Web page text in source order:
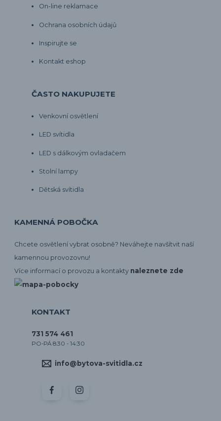
On-line reklamace
Ochrana osobních údajů
Inspirujte se
Kontakt eshop
ČASTO NAKUPUJETE
Venkovní osvětlení
LED svítidla
LED s dálkovým ovladačem
Stolní lampy
Dětská svítidla
KAMENNÁ POBOČKA
Chcete osvětlení vybrat osobně? Neváhejte navšítvit naší
kamennou provozovnu!
Více informací o provozu a kontakty naleznete zde
KONTAKT
731 574 461
PO-PÁ 8:30 - 14:30
info@bytova-svitidla.cz